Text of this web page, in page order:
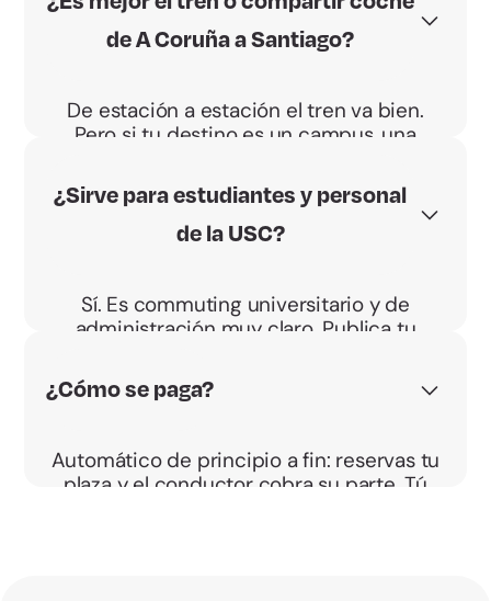
de A Coruña a Santiago?
De estación a estación el tren va bien.
Pero si tu destino es un campus, una
deja más cerca y a tu hora.
¿Sirve para estudiantes y personal
de la USC?
Sí. Es commuting universitario y de
administración muy claro. Publica tu
¿Cómo se paga?
Automático de principio a fin: reservas tu
plaza y el conductor cobra su parte. Tú